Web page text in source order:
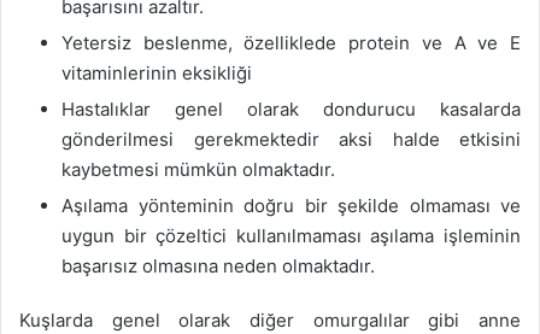
başarısını azaltır.
Yetersiz beslenme, özelliklede protein ve A ve E
vitaminlerinin eksikliği
Hastalıklar genel olarak dondurucu kasalarda
gönderilmesi gerekmektedir aksi halde etkisini
kaybetmesi mümkün olmaktadır.
Aşılama yönteminin doğru bir şekilde olmaması ve
uygun bir çözeltici kullanılmaması aşılama işleminin
başarısız olmasına neden olmaktadır.
Kuşlarda genel olarak diğer omurgalılar gibi anne